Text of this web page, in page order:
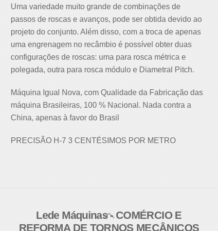
Uma variedade muito grande de combinações de
passos de roscas e avanços, pode ser obtida devido ao
projeto do conjunto. Além disso, com a troca de apenas
uma engrenagem no recâmbio é possível obter duas
configurações de roscas: uma para rosca métrica e
polegada, outra para rosca módulo e Diametral Pitch.
Máquina Igual Nova, com Qualidade da Fabricação das
máquina Brasileiras, 100 % Nacional. Nada contra a
China, apenas à favor do Brasil
PRECISÃO H-7 3 CENTÉSIMOS POR METRO
Back
To
Lede Máquinas - COMÉRCIO E
REFORMA DE TORNOS MECÂNICOS